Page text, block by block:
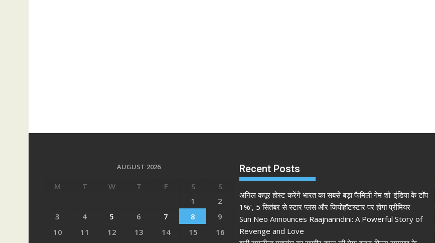
AUGUST 2026
M T W T F S
S
1
2
3
4 5 6 7 8
9
10
11 12 13 14 15
16
Recent Posts
अनिल कपूर होस्ट करेंगे भारत का सबसे बड़ा फैमिली गेम शो ‘इंडिया के टॉप
1%’, 5 सितंबर से स्टार प्लस और जियोहॉटस्टार पर होगा प्रीमियर
Sun Neo Announces Raajnanndini: A Powerful Story of
Revenge and Love